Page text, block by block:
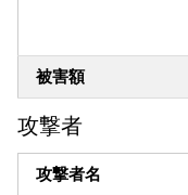
被害額
攻撃者
攻撃者名